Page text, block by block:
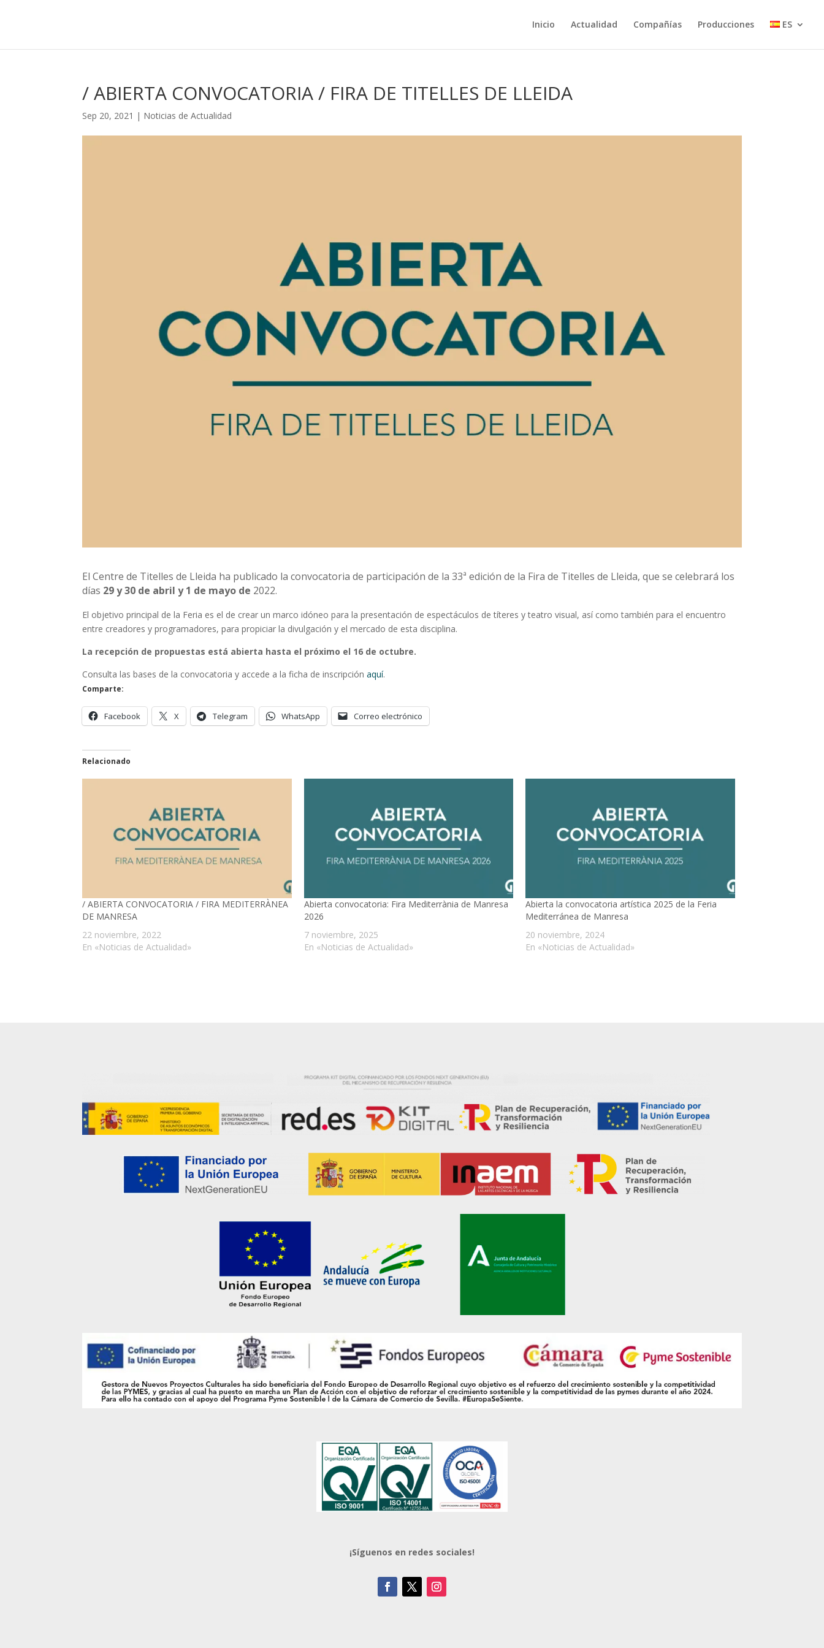
Inicio Actualidad Compañías Producciones ES
/ ABIERTA CONVOCATORIA / FIRA DE TITELLES DE LLEIDA
Sep 20, 2021 | Noticias de Actualidad
El Centre de Titelles de Lleida ha publicado la convocatoria de participación de la 33ª edición de la Fira de Titelles de Lleida, que se celebrará los
días 29 y 30 de abril y 1 de mayo de 2022.
El objetivo principal de la Feria es el de crear un marco idóneo para la presentación de espectáculos de títeres y teatro visual, así como también para el encuentro
entre creadores y programadores, para propiciar la divulgación y el mercado de esta disciplina.
La recepción de propuestas está abierta hasta el próximo el 16 de octubre.
Consulta las bases de la convocatoria y accede a la ficha de inscripciónaquí.
Comparte:
Facebook X Telegram WhatsApp Correo electrónico
Relacionado
/ ABIERTA CONVOCATORIA / FIRA MEDITERRÀNEA
DE MANRESA
22 noviembre, 2022
En «Noticias de Actualidad»
Abierta convocatoria: Fira Mediterrània de Manresa
2026
7 noviembre, 2025
En «Noticias de Actualidad»
Abierta la convocatoria artística 2025 de la Feria
Mediterránea de Manresa
20 noviembre, 2024
En «Noticias de Actualidad»
¡Síguenos en redes sociales!